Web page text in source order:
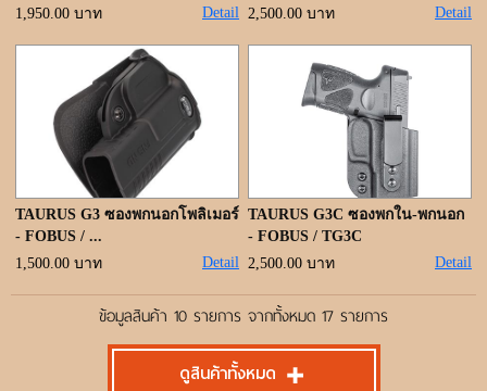
1,950.00 บาท
Detail 2,500.00 บาท
Detail
TAURUS G3 ซองพกนอกโพลิเมอร์
- FOBUS / ...
1,500.00 บาท
Detail
TAURUS G3C ซองพกใน-พกนอก
- FOBUS / TG3C
2,500.00 บาท
Detail
ข้อมูลสินค้า 10 รายการ จากทั้งหมด 17 รายการ
ดูสินค้าทั้งหมด